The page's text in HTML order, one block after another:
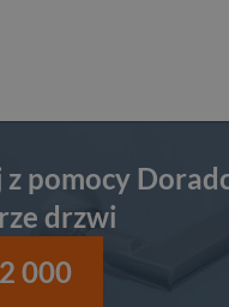
pomocy
drzwi
000